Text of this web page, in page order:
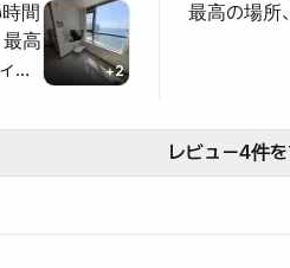
間
最高
、
+2
最高の場所
レビュー4件